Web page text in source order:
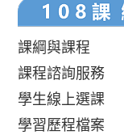
課綱與課程
課程諮詢服務
學生線上選課
學習歷程檔案